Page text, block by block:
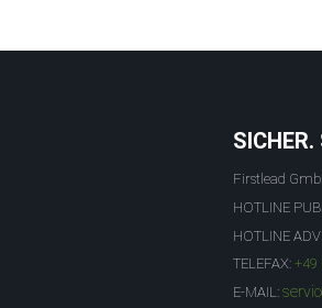
Firstlead
HOTLINE
HOTLINE
TELEFAX: +49
E-MAIL: